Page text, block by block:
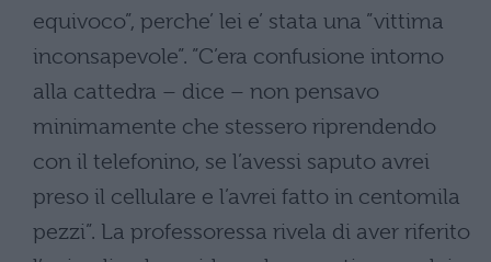
equivoco”, perche’ lei e’ stata una ”vittima
inconsapevole”. ”C’era confusione intorno
alla cattedra – dice – non pensavo
minimamente che stessero riprendendo
con il telefonino, se l’avessi saputo avrei
preso il cellulare e l’avrei fatto in centomila
pezzi”. La professoressa rivela di aver riferito